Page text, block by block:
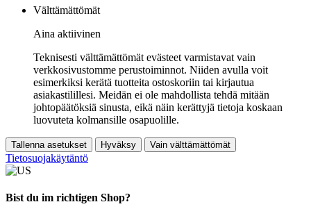
Välttämättömät
Aina aktiivinen
Teknisesti välttämättömät evästeet varmistavat vain
verkkosivustomme perustoiminnot. Niiden avulla voit
esimerkiksi kerätä tuotteita ostoskoriin tai kirjautua
asiakastilillesi. Meidän ei ole mahdollista tehdä mitään
johtopäätöksiä sinusta, eikä näin kerättyjä tietoja koskaan
luovuteta kolmansille osapuolille.
Tallenna asetukset Hyväksy Vain välttämättömät
Tietosuojakäytäntö
Bist du im richtigen Shop?